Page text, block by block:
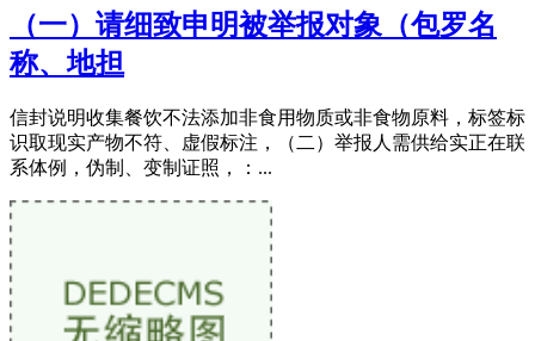
（一）请细致申明被举报对象（包罗名
称、地担
信封说明收集餐饮不法添加非食用物质或非食物原料，标签标
识取现实产物不符、虚假标注，（二）举报人需供给实正在联
系体例，伪制、变制证照，：...